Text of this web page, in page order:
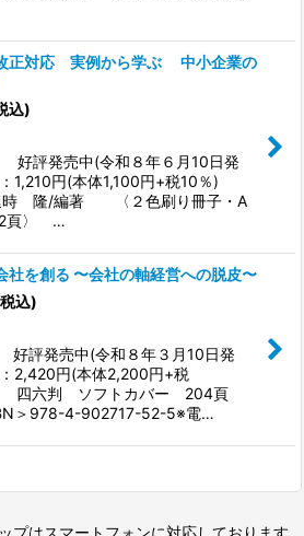
正対応 実例から学ぶ 中小企業の
込)
中(令和８年６月10日発
1,210円(本体1,100円+税10％)
時 隆/編著 〈２色刷り冊子・A
頁〉 …
社を創る 〜会社の軸経営への脱皮〜
込)
中(令和８年３月10日発
2,420円(本体2,200円+税
六判 ソフトカバー 204頁
978-4-902717-52-5※電…